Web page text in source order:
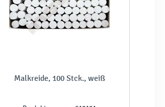
Malkreide, 100 Stck., weiß